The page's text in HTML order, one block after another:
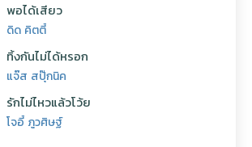
พอได้เสียว
ดิด คิตตี้
ทิ้งกันไม่ได้หรอก
แจ๊ส สปุ๊กนิค
รักไม่ไหวแล้วโว้ย
โจอี้ ภูวศิษฐ์